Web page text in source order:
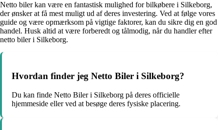
Netto biler kan være en fantastisk mulighed for bilkøbere i Silkeborg,
der ønsker at få mest muligt ud af deres investering. Ved at følge vores
guide og være opmærksom på vigtige faktorer, kan du sikre dig en god
handel. Husk altid at være forberedt og tålmodig, når du handler efter
netto biler i Silkeborg.
Hvordan finder jeg Netto Biler i Silkeborg?
Du kan finde Netto Biler i Silkeborg på deres officielle
hjemmeside eller ved at besøge deres fysiske placering.